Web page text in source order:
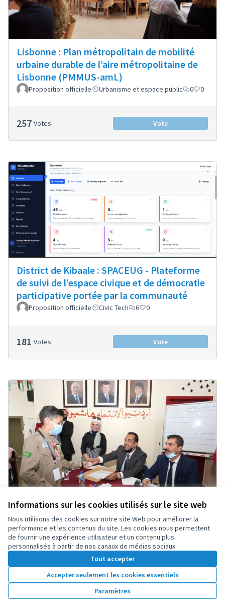
Informations sur les cookies utilisés sur le site web
Nous utilisons des cookies sur notre site Web pour améliorer la
performance et les contenus du site. Les cookies nous permettent
de fournir une expérience utilisateur et un contenu plus
personnalisés à partir de nos canaux de médias sociaux.
Tout accepter
Accepter seulement les cookies essentiels
Paramètres
Lisbonne : Plan métropolitain de mobilité
urbaine durable de l’aire métropolitaine de
Lisbonne (PMMUS-amL)
Proposition officielle Urbanisme et espace public 0 0
257 Votes Vote
District de Kibaale : SPACEUG - Plateforme
de suivi de l’espace civique et de démocratie
participative portée par la communauté
Proposition officielle Civic Tech 6 0
181 Votes Vote
Amman: Conseil municipal des enfants
Proposition officielle